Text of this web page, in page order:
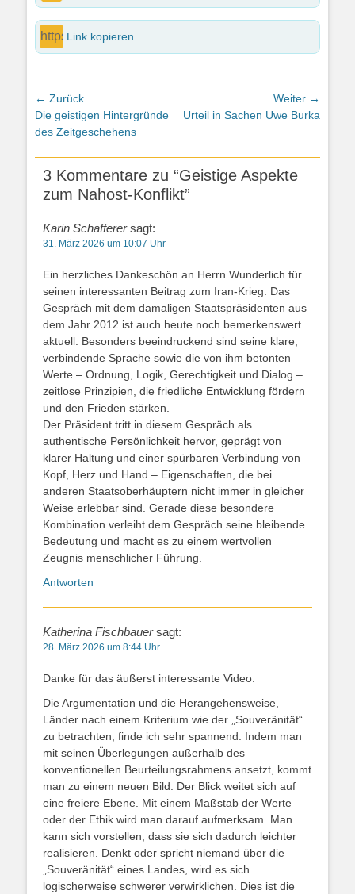
Link kopieren
Beitragsnavigation
← Zurück
Vorheriger
Beitrag:
Die geistigen Hintergründe
des Zeitgeschehens
Weiter →
Nächster
Urteil in Sachen Uwe Burka
3 Kommentare zu “Geistige Aspekte
zum Nahost-Konflikt”
Karin Schafferer sagt:
31. März 2026 um 10:07 Uhr
Ein herzliches Dankeschön an Herrn Wunderlich für
seinen interessanten Beitrag zum Iran-Krieg. Das
Gespräch mit dem damaligen Staatspräsidenten aus
dem Jahr 2012 ist auch heute noch bemerkenswert
aktuell. Besonders beeindruckend sind seine klare,
verbindende Sprache sowie die von ihm betonten
Werte – Ordnung, Logik, Gerechtigkeit und Dialog –
zeitlose Prinzipien, die friedliche Entwicklung fördern
und den Frieden stärken.
Der Präsident tritt in diesem Gespräch als
authentische Persönlichkeit hervor, geprägt von
klarer Haltung und einer spürbaren Verbindung von
Kopf, Herz und Hand – Eigenschaften, die bei
anderen Staatsoberhäuptern nicht immer in gleicher
Weise erlebbar sind. Gerade diese besondere
Kombination verleiht dem Gespräch seine bleibende
Bedeutung und macht es zu einem wertvollen
Zeugnis menschlicher Führung.
Antworten
Katherina Fischbauer sagt:
28. März 2026 um 8:44 Uhr
Danke für das äußerst interessante Video.
Die Argumentation und die Herangehensweise,
Länder nach einem Kriterium wie der „Souveränität“
zu betrachten, finde ich sehr spannend. Indem man
mit seinen Überlegungen außerhalb des
konventionellen Beurteilungsrahmens ansetzt, kommt
man zu einem neuen Bild. Der Blick weitet sich auf
eine freiere Ebene. Mit einem Maßstab der Werte
oder der Ethik wird man darauf aufmerksam. Man
kann sich vorstellen, dass sie sich dadurch leichter
realisieren. Denkt oder spricht niemand über die
„Souveränität“ eines Landes, wird es sich
logischerweise schwerer verwirklichen. Dies ist die